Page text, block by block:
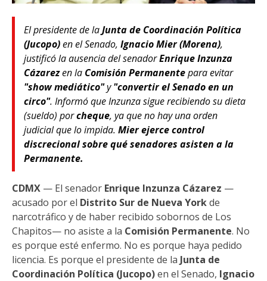
El presidente de laJunta de Coordinación Política
(Jucopo)en el Senado, Ignacio Mier (Morena),
justificó la ausencia del senadorEnrique Inzunza
Cázarezen la Comisión Permanentepara evitar
"show mediático"y"convertir el Senado en un
circo". Informó que Inzunza sigue recibiendo su dieta
(sueldo) porcheque, ya que no hay una orden
judicial que lo impida. Mier ejerce control
discrecional sobre qué senadores asisten a la
Permanente.
CDMX — El senador Enrique Inzunza Cázarez —
acusado por el Distrito Sur de Nueva Yorkde
narcotráfico y de haber recibido sobornos de Los
Chapitos— no asiste a la Comisión Permanente. No
es porque esté enfermo. No es porque haya pedido
licencia. Es porque el presidente de la Junta de
Coordinación Política (Jucopo)en el Senado, Ignacio